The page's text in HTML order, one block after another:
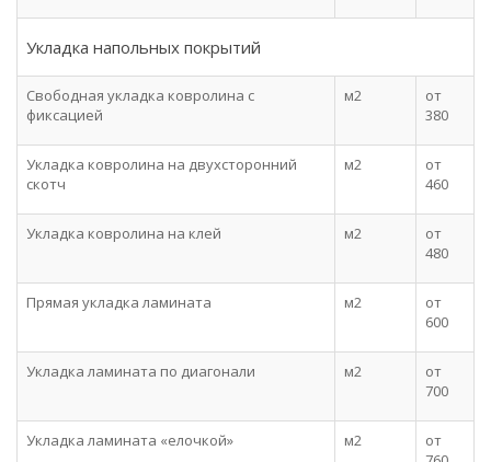
Укладка напольных покрытий
Свободная укладка ковролина с
фиксацией
м2
от
380
Укладка ковролина на двухсторонний
скотч
м2
от
460
Укладка ковролина на клей м2
от
480
Прямая укладка ламината м2
от
600
Укладка ламината по диагонали м2
от
700
Укладка ламината «елочкой» м2
от